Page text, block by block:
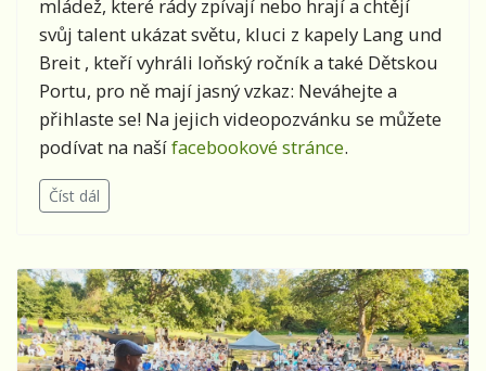
mládež, které rády zpívají nebo hrají a chtějí
svůj talent ukázat světu, kluci z kapely Lang und
Breit , kteří vyhráli loňský ročník a také Dětskou
Portu, pro ně mají jasný vzkaz: Neváhejte a
přihlaste se! Na jejich videopozvánku se můžete
podívat na našífacebookové stránce.
Číst dál